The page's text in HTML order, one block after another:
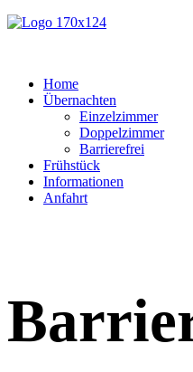
Home
Übernachten
Einzelzimmer
Doppelzimmer
Barrierefrei
Frühstück
Informationen
Anfahrt